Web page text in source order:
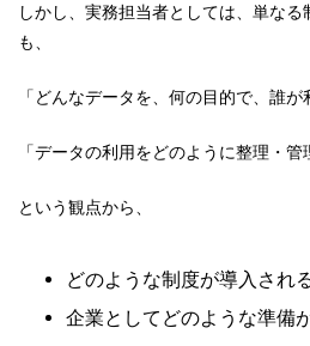
しかし、実務担当者としては、単な
も、
「どんなデータを、何の目的で、誰が
「データの利用をどのように整理・管
という観点から、
どのような制度が導入され
企業としてどのような準備